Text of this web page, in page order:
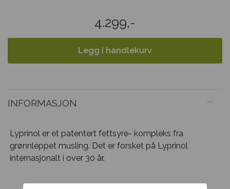
4.299,-
Legg i handlekurv
INFORMASJON
Lyprinol er et patentert fettsyre- kompleks fra
grønnleppet musling. Det er forsket på Lyprinol
internasjonalt i over 30 år.